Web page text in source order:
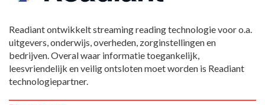
Readiant ontwikkelt streaming reading technologie voor o.a.
uitgevers, onderwijs, overheden, zorginstellingen en
bedrijven. Overal waar informatie toegankelijk,
leesvriendelijk en veilig ontsloten moet worden is Readiant
technologiepartner.